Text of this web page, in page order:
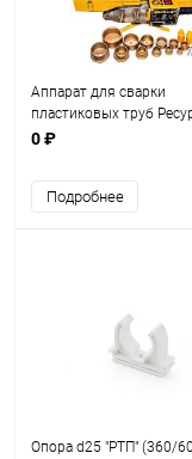
Аппарат для сварки
пластиковых труб
РСА-2000
0 ₽
Подробнее
Опора d25 "РТП" (360/